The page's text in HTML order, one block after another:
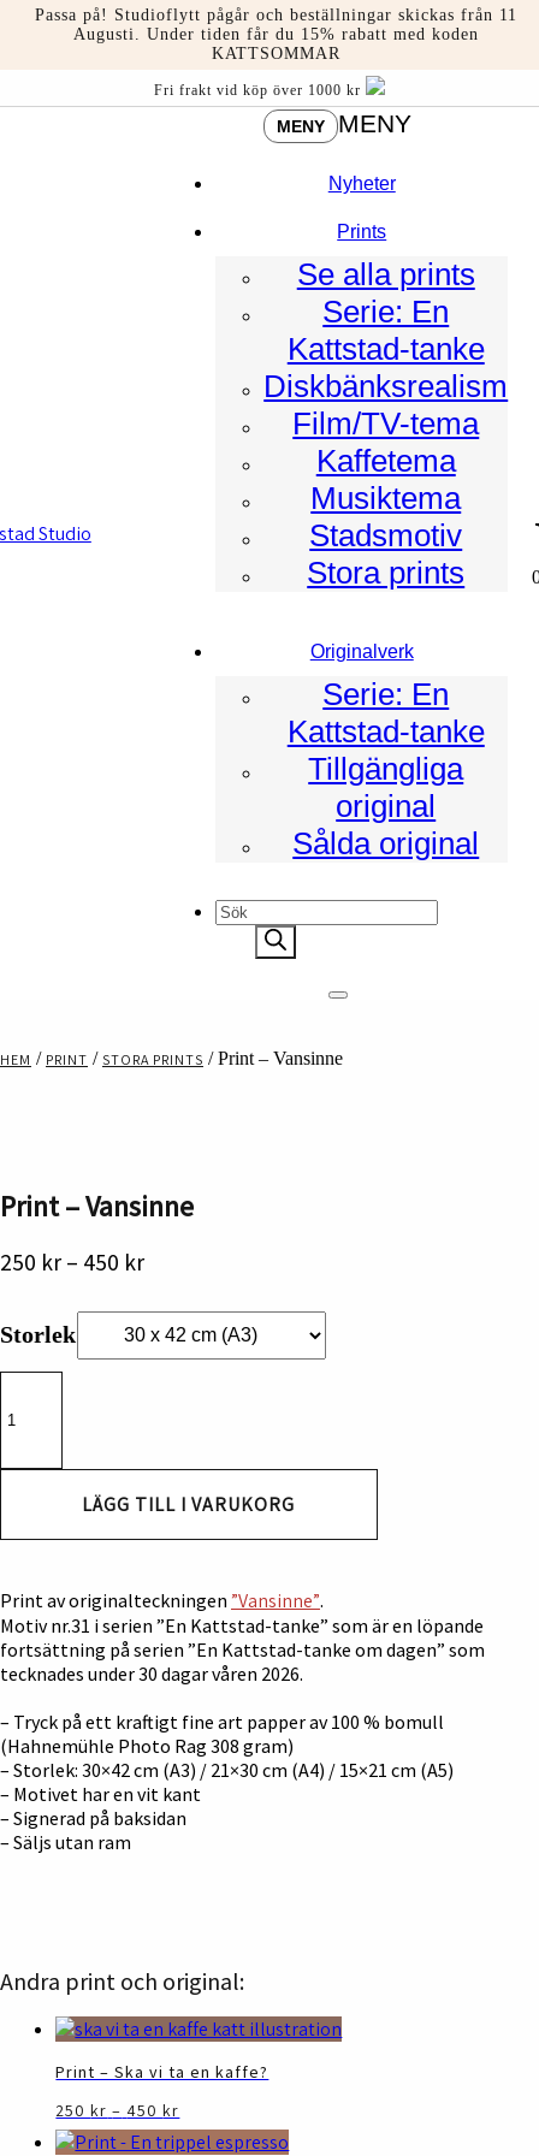
HoppaPassa på! Studioflytt pågår och beställningar skickas från 11
Augusti. Under tiden får du 15% rabatt med koden
KATTSOMMAR
Fri frakt vid köp över 1000 kr
MENY MENY
Nyheter
Prints
Se alla prints
Serie: En
Kattstad-tanke
Diskbänksrealism
Film/TV-tema
Kaffetema
Musiktema
Stadsmotiv
Stora prints
Originalverk
Serie: En
Kattstad-tanke
Tillgängliga
original
Sålda original
Products
search
HEM / PRINT / STORA PRINTS / Print – Vansinne
Print – Vansinne
250 kr – 450 krPrisintervall:
till
450 kr
Storlek
Vansinne
LÄGG TILL I VARUKORG
Print av originalteckningen ”Vansinne”.
Motiv nr.31 i serien ”En Kattstad-tanke” som är en löpande
fortsättning på serien ”En Kattstad-tanke om dagen” som
tecknades under 30 dagar våren 2026.
– Tryck på ett kraftigt fine art papper av 100 % bomull
(Hahnemühle Photo Rag 308 gram)
– Storlek: 30×42 cm (A3) / 21×30 cm (A4) / 15×21 cm (A5)
– Motivet har en vit kant
– Signerad på baksidan
– Säljs utan ram
Andra print och original:
Print – Ska vi ta en kaffe?
250kr – 450kr
250 kr
till
här